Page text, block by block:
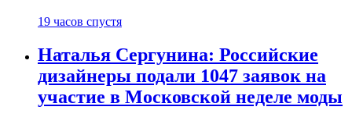
19 часов спустя
Наталья Сергунина: Российские
дизайнеры подали 1047 заявок на
участие в Московской неделе моды